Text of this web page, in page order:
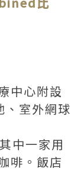
中心附設
、室外網球
中一家用
啡。飯店